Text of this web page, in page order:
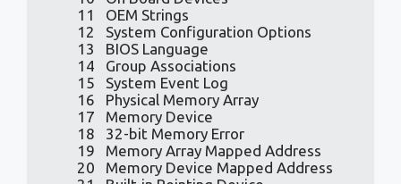
19   Memory Array Mapped Address
20   Memory Device Mapped Address
21   Built-in Pointing Device
22   Portable Battery
23   System Reset
24   Hardware Security
25   System Power Controls
26   Voltage Probe
27   Cooling Device
28   Temperature Probe
29   Electrical Current Probe